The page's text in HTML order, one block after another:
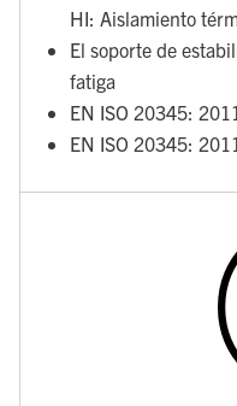
HI: Aislamiento
El soporte de
fatiga
EN ISO 20345:
EN ISO 20345: